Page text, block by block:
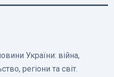
України: війна,
регіони та світ.